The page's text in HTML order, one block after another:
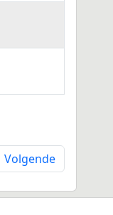
Volgende